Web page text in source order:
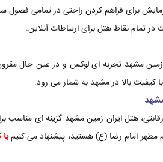
برای فراهم کردن راحتی در تمامی فصول
تمام نقاط هتل برای ارتباطات آنلاین.
مشهد تجربه ای لوکس و در عین حال
بالا در مشهد به شمار می رود.
هتل ایران زمین مشهد گزینه ای
مطهر امام رضا (ع) هستید، پیشنهاد می کنیم